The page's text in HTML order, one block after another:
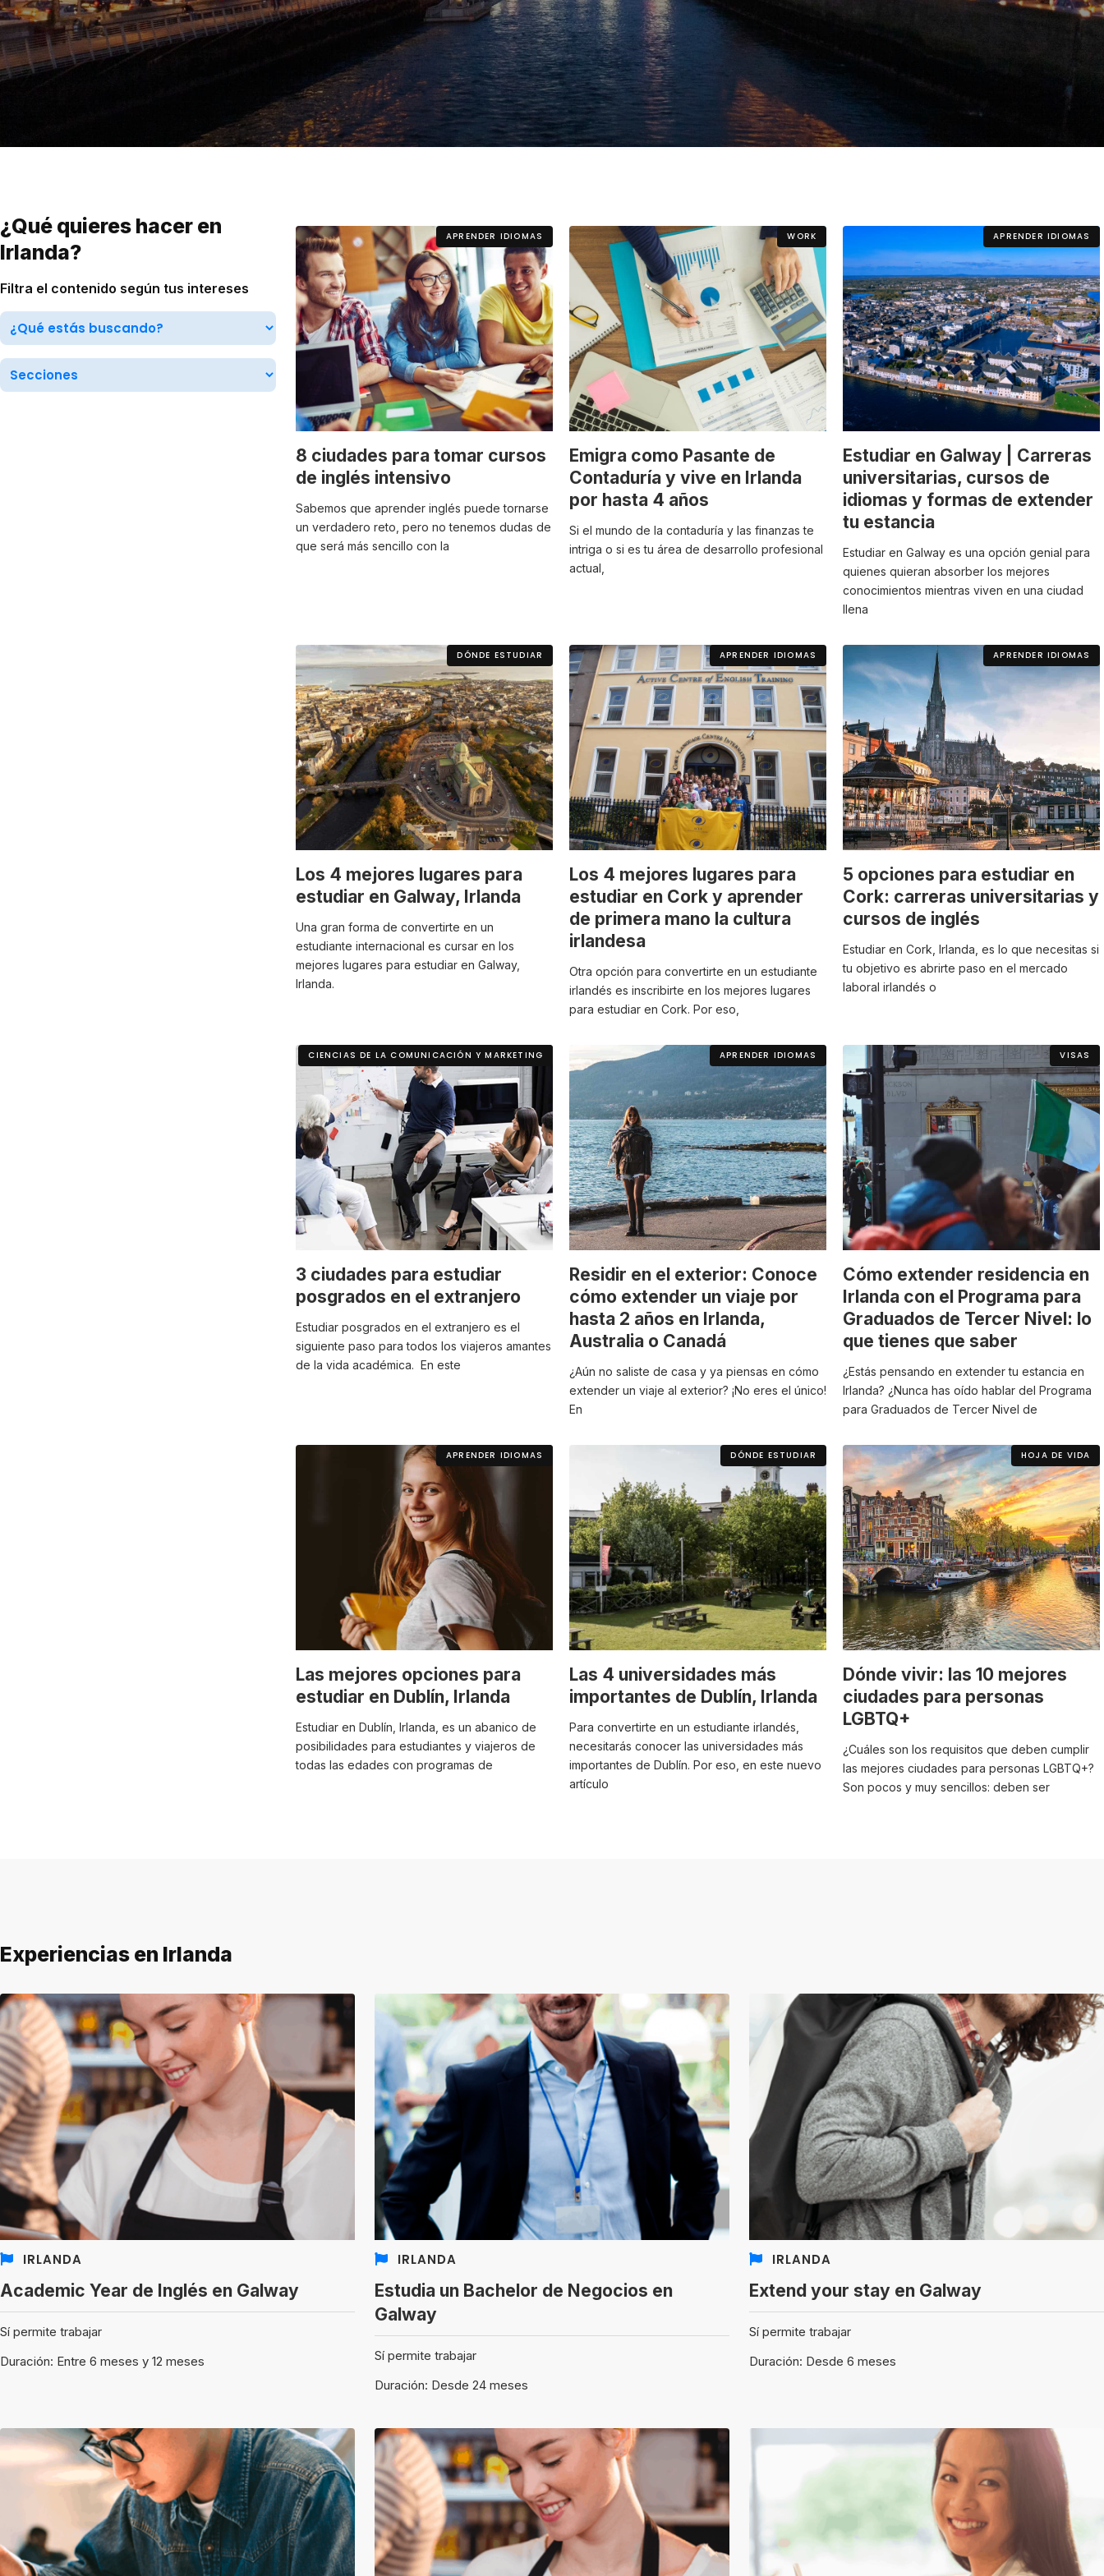
Working Holidays
Malta
Reino Unido
Suecia
VER TODAS LAS EXPERIENCIAS Estudia Business en Auckland
Estudia Desarrollo Web en
Toronto
+30 Summer English for
Professionals en Melbourne
ENVIAR
¿Qué quieres hacer en
Irlanda?
Filtra el contenido según tus intereses
APRENDER IDIOMAS
8 ciudades para tomar cursos
de inglés intensivo
Sabemos que aprender inglés puede tornarse
un verdadero reto, pero no tenemos dudas de
que será más sencillo con la
WORK
Emigra como Pasante de
Contaduría y vive en Irlanda
por hasta 4 años
Si el mundo de la contaduría y las finanzas te
intriga o si es tu área de desarrollo profesional
actual,
APRENDER IDIOMAS
Estudiar en Galway | Carreras
universitarias, cursos de
idiomas y formas de extender
tu estancia
Estudiar en Galway es una opción genial para
quienes quieran absorber los mejores
conocimientos mientras viven en una ciudad
llena
DÓNDE ESTUDIAR
Los 4 mejores lugares para
estudiar en Galway, Irlanda
Una gran forma de convertirte en un
estudiante internacional es cursar en los
mejores lugares para estudiar en Galway,
Irlanda.
APRENDER IDIOMAS
Los 4 mejores lugares para
estudiar en Cork y aprender
de primera mano la cultura
irlandesa
Otra opción para convertirte en un estudiante
irlandés es inscribirte en los mejores lugares
para estudiar en Cork. Por eso,
APRENDER IDIOMAS
5 opciones para estudiar en
Cork: carreras universitarias y
cursos de inglés
Estudiar en Cork, Irlanda, es lo que necesitas si
tu objetivo es abrirte paso en el mercado
laboral irlandés o
CIENCIAS DE LA COMUNICACIÓN Y MARKETING
3 ciudades para estudiar
posgrados en el extranjero
Estudiar posgrados en el extranjero es el
siguiente paso para todos los viajeros amantes
de la vida académica. En este
APRENDER IDIOMAS
Residir en el exterior: Conoce
cómo extender un viaje por
hasta 2 años en Irlanda,
Australia o Canadá
¿Aún no saliste de casa y ya piensas en cómo
extender un viaje al exterior? ¡No eres el único!
En
VISAS
Cómo extender residencia en
Irlanda con el Programa para
Graduados de Tercer Nivel: lo
que tienes que saber
¿Estás pensando en extender tu estancia en
Irlanda? ¿Nunca has oído hablar del Programa
para Graduados de Tercer Nivel de
APRENDER IDIOMAS
Las mejores opciones para
estudiar en Dublín, Irlanda
Estudiar en Dublín, Irlanda, es un abanico de
posibilidades para estudiantes y viajeros de
todas las edades con programas de
DÓNDE ESTUDIAR
Las 4 universidades más
importantes de Dublín, Irlanda
Para convertirte en un estudiante irlandés,
necesitarás conocer las universidades más
importantes de Dublín. Por eso, en este nuevo
artículo
HOJA DE VIDA
Dónde vivir: las 10 mejores
ciudades para personas
LGBTQ+
¿Cuáles son los requisitos que deben cumplir
las mejores ciudades para personas LGBTQ+?
Son pocos y muy sencillos: deben ser
Experiencias en Irlanda
IRLANDA
Academic Year de Inglés en Galway
Sí permite trabajar
Duración: Entre 6 meses y 12 meses
IRLANDA
Estudia un Bachelor de Negocios en
Galway
Sí permite trabajar
Duración: Desde 24 meses
IRLANDA
Extend your stay en Galway
Sí permite trabajar
Duración: Desde 6 meses